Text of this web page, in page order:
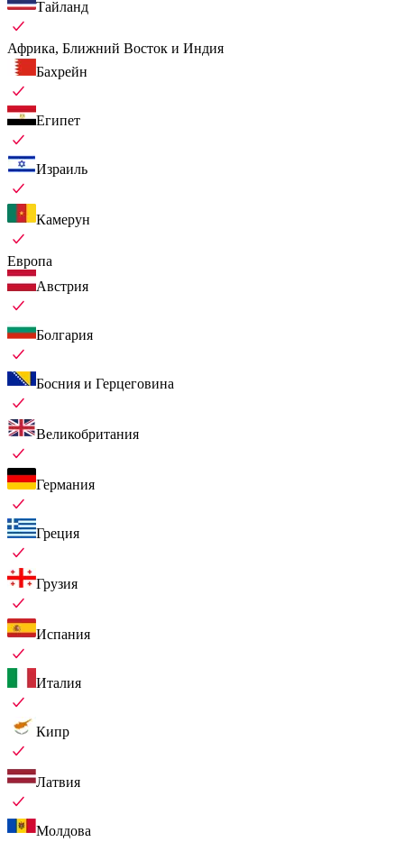
Тайланд
Африка, Ближний Восток и Индия
Бахрейн
Египет
Израиль
Камерун
Европа
Австрия
Болгария
Босния и Герцеговина
Великобритания
Германия
Греция
Грузия
Испания
Италия
Кипр
Латвия
Молдова